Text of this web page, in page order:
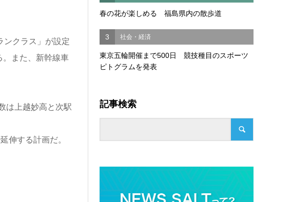
ンクラス」が設定
。また、新幹線車
は上越妙高と次駅
伸する計画だ。
春の花が楽しめる 福島県内の散歩道
3 社会・経済
東京五輪開催まで500日 競技種目のスポーツ
ピトグラムを発表
記事検索